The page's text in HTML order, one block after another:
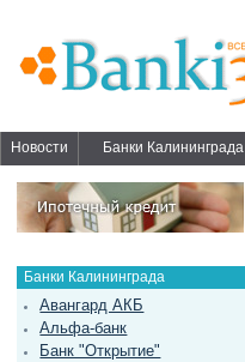
Новости Банки Калининграда
Банки Калининграда
Авангард АКБ
Альфа-банк
Банк "Открытие"